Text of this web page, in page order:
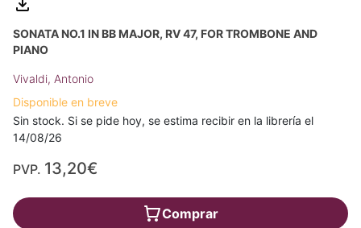
SONATA NO.1 IN BB MAJOR, RV 47, FOR TROMBONE AND
PIANO
Vivaldi, Antonio
Disponible en breve
Sin stock. Si se pide hoy, se estima recibir en la librería el
14/08/26
PVP. 13,20€
Comprar